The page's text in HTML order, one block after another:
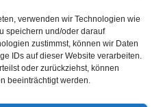
verwenden wir Technologien wie
speichern und/oder darauf
zustimmst, können wir Daten
IDs auf dieser Website verarbeiten.
oder zurückziehst, können
beeinträchtigt werden.